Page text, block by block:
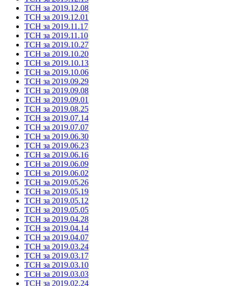
ТСН за 2019.12.08
ТСН за 2019.12.01
ТСН за 2019.11.17
ТСН за 2019.11.10
ТСН за 2019.10.27
ТСН за 2019.10.20
ТСН за 2019.10.13
ТСН за 2019.10.06
ТСН за 2019.09.29
ТСН за 2019.09.08
ТСН за 2019.09.01
ТСН за 2019.08.25
ТСН за 2019.07.14
ТСН за 2019.07.07
ТСН за 2019.06.30
ТСН за 2019.06.23
ТСН за 2019.06.16
ТСН за 2019.06.09
ТСН за 2019.06.02
ТСН за 2019.05.26
ТСН за 2019.05.19
ТСН за 2019.05.12
ТСН за 2019.05.05
ТСН за 2019.04.28
ТСН за 2019.04.14
ТСН за 2019.04.07
ТСН за 2019.03.24
ТСН за 2019.03.17
ТСН за 2019.03.10
ТСН за 2019.03.03
ТСН за 2019.02.24